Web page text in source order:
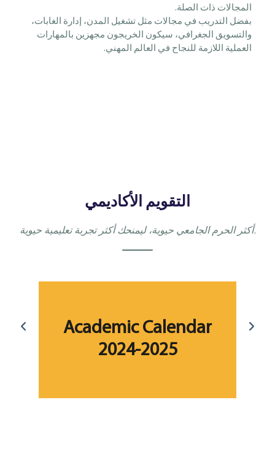
المجالات ذات الصلة.
بفضل التدريب في مجالات مثل تشغيل المدن، إدارة الغابات،
والتسويق الجغرافي، سيكون الخريجون مجهزين بالمهارات
العملية اللازمة للنجاح في العالم المهني.
التقويم الأكاديمي
أكثر الحرم الجامعي حيوية، ليمنحك أكثر تجربة تعليمية حيوية.
Academic Calendar
2024-2025